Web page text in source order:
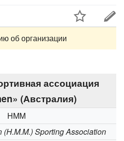
об организации
ассоциация
(Австралия)
HMM
Sporting Association